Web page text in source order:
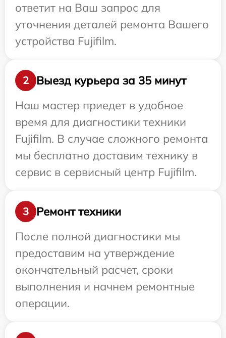
ответит на Ваш запрос для
уточнения деталей ремонта Вашего
устройства Fujifilm.
2
Выезд курьера за 35 минут
Наш мастер приедет в удобное
время для диагностики техники
Fujifilm. В случае сложного ремонта
мы бесплатно доставим технику в
сервис в сервисный центр Fujifilm.
3
Ремонт техники
После полной диагностики мы
предоставим на утверждение
окончательный расчет, сроки
выполнения и начнем ремонтные
операции.